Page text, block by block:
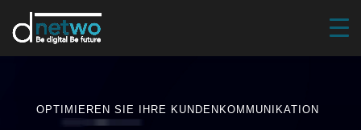
OPTIMIEREN SIE IHRE KUNDENKOMMUNIKATION